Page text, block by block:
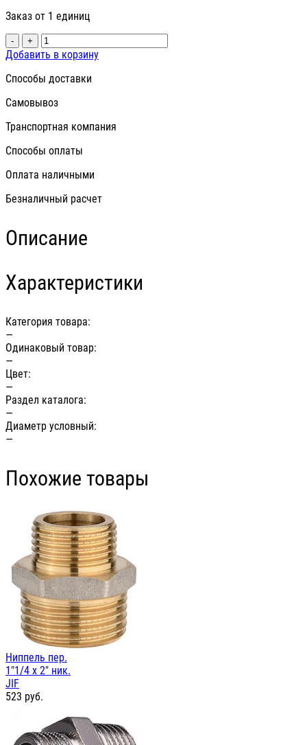
Заказ от 1 единиц
- +
Добавить в корзину
Способы доставки
Самовывоз
Транспортная компания
Способы оплаты
Оплата наличными
Безналичный расчет
Описание
Характеристики
Категория товара:
—
Одинаковый товар:
—
Цвет:
—
Раздел каталога:
—
Диаметр условный:
—
Похожие товары
Ниппель пер.
1"1/4 х 2" ник.
JIF
523 руб.